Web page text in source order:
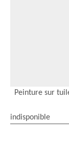
Peinture sur
indisponible